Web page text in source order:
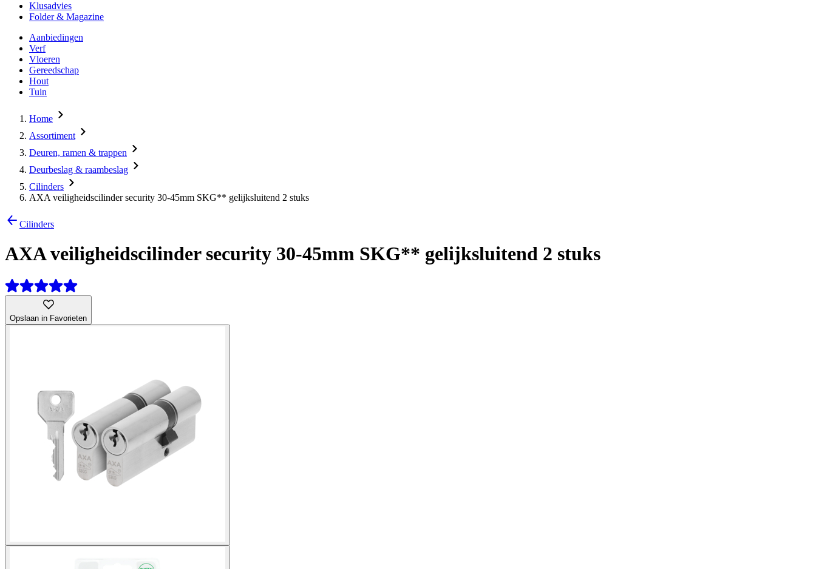
Klusadvies
Folder & Magazine
Aanbiedingen
Verf
Vloeren
Gereedschap
Hout
Tuin
Home
Assortiment
Deuren, ramen & trappen
Deurbeslag & raambeslag
Cilinders
AXA veiligheidscilinder security 30-45mm SKG** gelijksluitend 2 stuks
Cilinders
AXA veiligheidscilinder security 30-45mm SKG** gelijksluitend 2 stuks
Opslaan in Favorieten